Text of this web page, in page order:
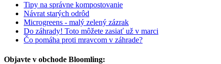
Tipy na správne kompostovanie
Návrat starých odrôd
Microgreens - malý zelený zázrak
Do záhrady! Toto môžete zasiať už v marci
Čo pomáha proti mravcom v záhrade?
Objavte v obchode Bloomling: